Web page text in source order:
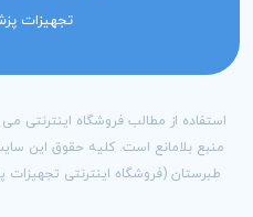
تجهیزات
استفاده از مطالب فروشگاه اینترنتی
منبع بلامانع است. کلیه حقوق این
طبرستان (فروشگاه اینترنتی